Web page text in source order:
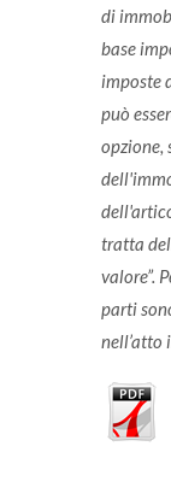
di
base
imposte
può
opzione,
tratta
valore”.
parti
nell’atto